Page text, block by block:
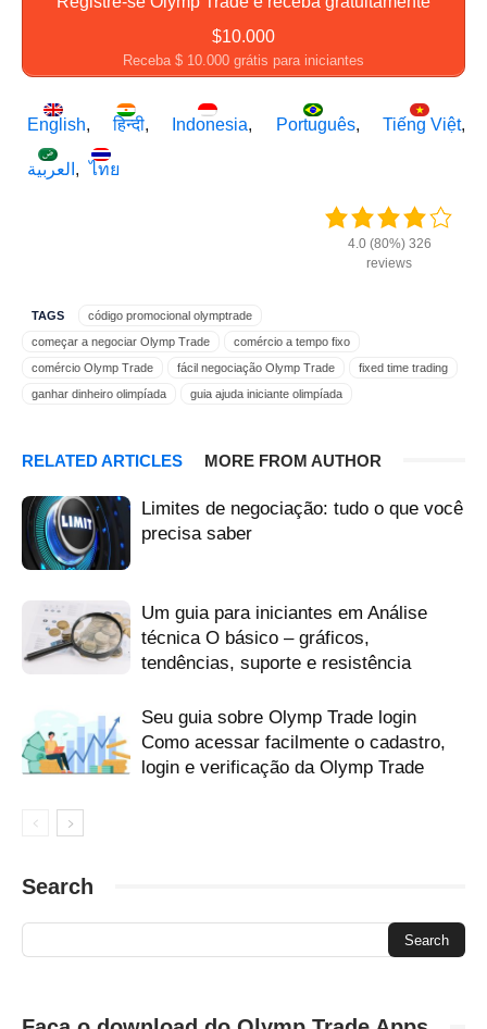
$10.000
Receba $ 10.000 grátis para iniciantes
English हिन्दी Indonesia Português Tiếng Việt
العربية ไทย
4.0 (80%) 326
reviews
TAGS
código promocional olymptrade
começar a negociar Olymp Trade
comércio a tempo fixo
comércio Olymp Trade
fácil negociação Olymp Trade
fixed time trading
ganhar dinheiro olimpíada
guia ajuda iniciante olimpíada
melhor olimpíada do mercado
negociação por tempo fixo
olimpíada comercial
Olimpíada de comércio por tempo fixo
RELATED ARTICLES MORE FROM AUTHOR
Limites de negociação: tudo o que você
precisa saber
Um guia para iniciantes em Análise
técnica O básico – gráficos,
tendências, suporte e resistência
Seu guia sobre Olymp Trade login
Como acessar facilmente o cadastro,
login e verificação da Olymp Trade
Search